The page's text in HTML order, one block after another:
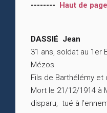
-------- Haut de page
DASSIÉ Jean
31 ans, soldat au 1er
Mézos
Fils de Barthélémy et
Mort le 21/12/1914 à
disparu, tué à